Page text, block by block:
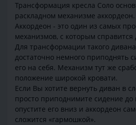
Трансформация кресла Соло
раскладном механизме аккордеон.
Аккордеон - это один из самых
механизмов, с которым справится
Для трансформации такого
достаточно немного приподнять
его на себя. Механизм тут же
положение широкой кровати.
Если Вы хотите вернуть диван в
просто приподнимите сидение до
опустите его вниз и аккордеон
сложится «гармошкой».